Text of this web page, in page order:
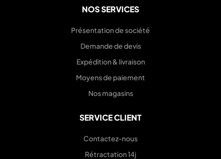
NOS SERVICES
Présentation de société
Demande de devis
Expédition & livraison
Moyens de paiement
Nos magasins
SERVICE CLIENT
Contactez-nous
Rétractation 14j